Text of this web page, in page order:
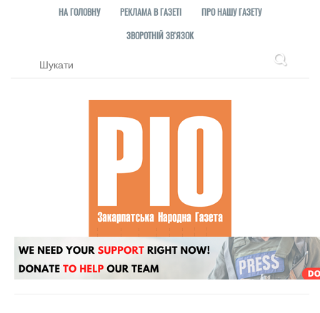
НА ГОЛОВНУ РЕКЛАМА В ГАЗЕТІ
ПРО НАШУ ГАЗЕТУ
ЗВОРОТНІЙ ЗВ'ЯЗОК